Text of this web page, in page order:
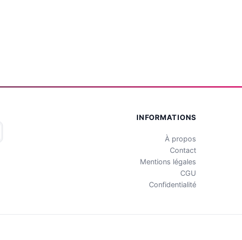
INFORMATIONS
À propos
Contact
Mentions légales
CGU
Confidentialité